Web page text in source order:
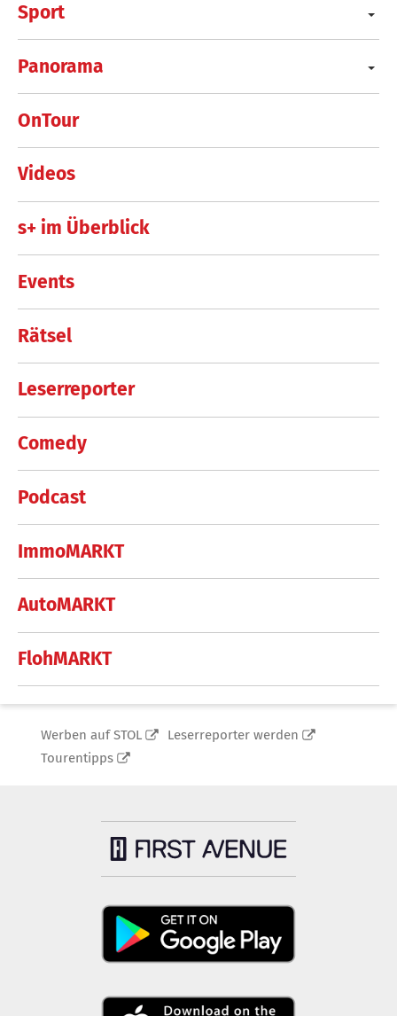
Sport
Panorama
OnTour
Videos
s+ im Überblick
Events
Rätsel
Leserreporter
Comedy
Podcast
ImmoMARKT
AutoMARKT
FlohMARKT
Werben auf STOL
Leserreporter werden
Tourentipps